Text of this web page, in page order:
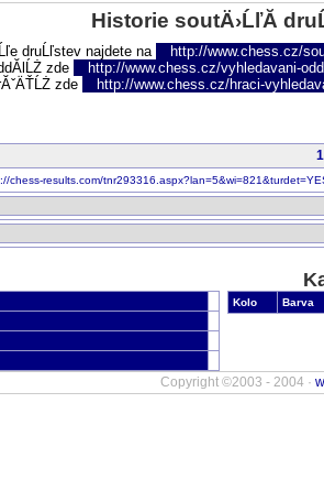
Historie soutÄ›ĹľĂ­
druĹľstev najdete na
http://www.chess.cz/
zde
http://www.chess.cz/vyhledavani-
zde
http://www.chess.cz/hraci-
chess-results.com/
Kolo Barva
Copyright ©2003 - 2004 ·